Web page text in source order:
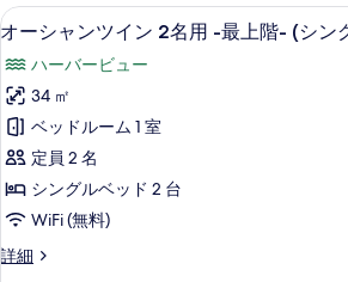
る
の
す
べ
て
の
写
真
を
ン
ダ
ド
キ
ン
グ
の
詳
細
オ
シ
ャ
ン
ツ
イ
2
セーフテ
7
オーシャンツイン 2名用 -最上階- (シン
ハーバービュー
34 ㎡
ベッドルーム 1 室
定員 2 名
シングルベッド 2 台
WiFi (無料)
詳細
オ